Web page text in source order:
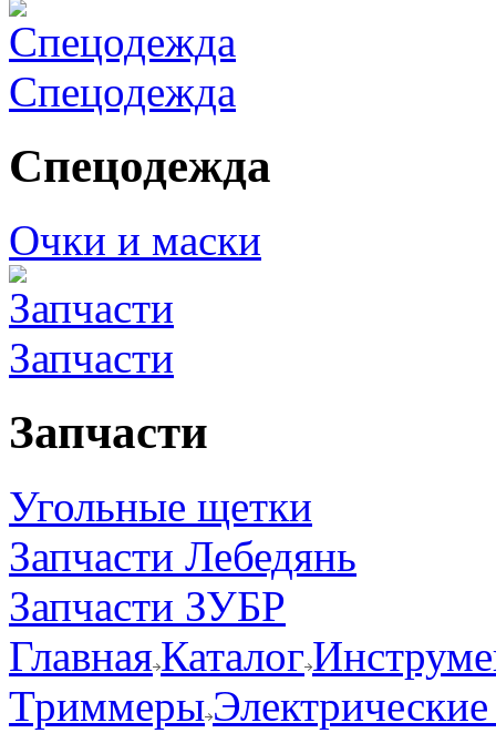
Спецодежда
Спецодежда
Очки и маски
Запчасти
Запчасти
Угольные щетки
Запчасти Лебедянь
Запчасти ЗУБР
ГлавнаяКаталог
Триммеры